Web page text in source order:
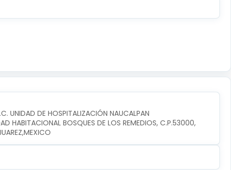
UNIDAD DE HOSPITALIZACIÓN NAUCALPAN
HABITACIONAL BOSQUES DE LOS REMEDIOS, C.P.53000,